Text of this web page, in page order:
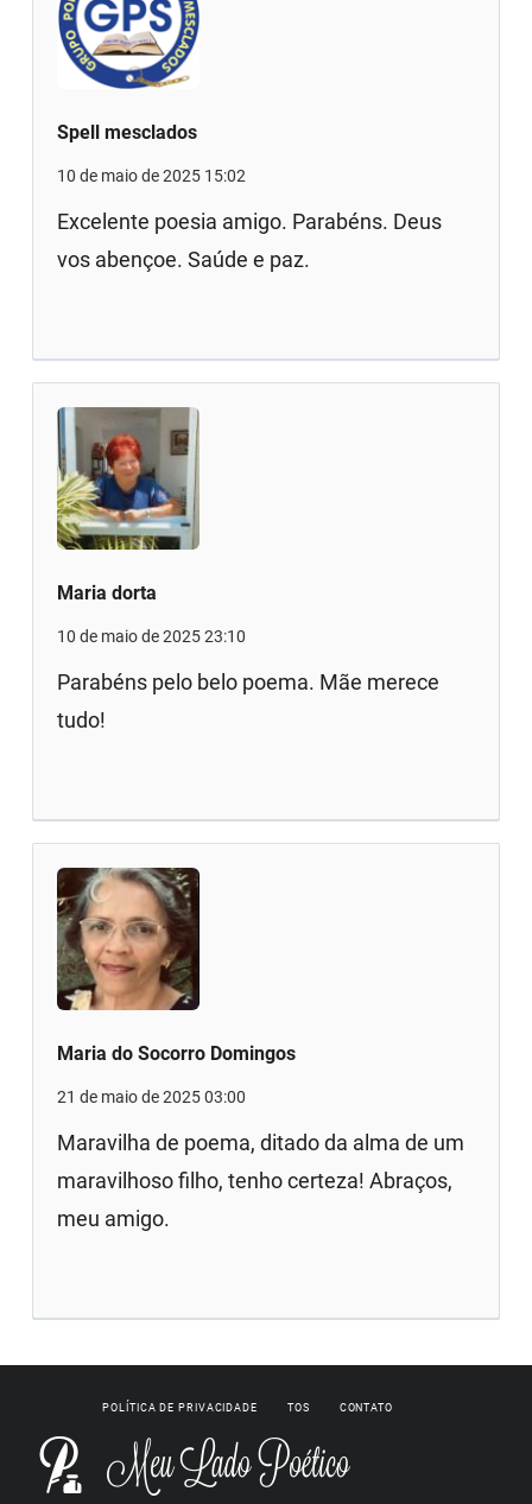
Spell mesclados
10 de maio de 2025 15:02
Excelente poesia amigo. Parabéns. Deus
vos abençoe. Saúde e paz.
Maria dorta
10 de maio de 2025 23:10
Parabéns pelo belo poema. Mãe merece
tudo!
Maria do Socorro Domingos
21 de maio de 2025 03:00
Maravilha de poema, ditado da alma de um
maravilhoso filho, tenho certeza! Abraços,
meu amigo.
POLÍTICA DE PRIVACIDADE TOS CONTATO